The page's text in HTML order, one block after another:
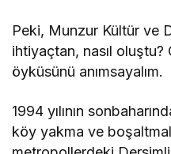
Peki, Munzur Kültür ve
ihtiyaçtan, nasıl
öyküsünü anımsayalım.
1994 yılının
köy yakma ve